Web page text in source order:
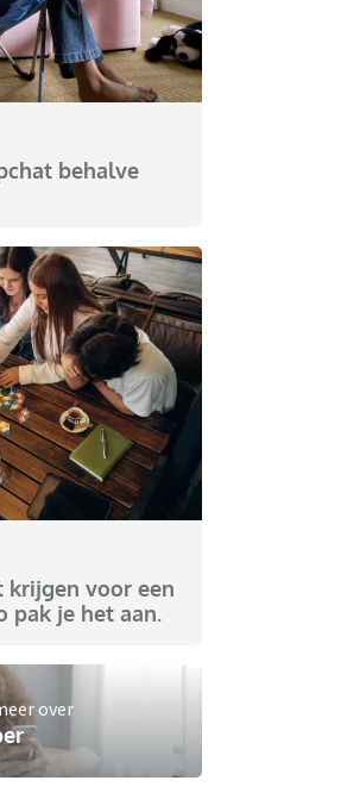
behalve
krijgen voor een
pak je het aan.
over